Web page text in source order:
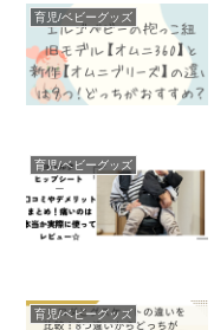
育児/ベビーグッズ
育児/ベビーグッズ
育児/ベビーグッズ